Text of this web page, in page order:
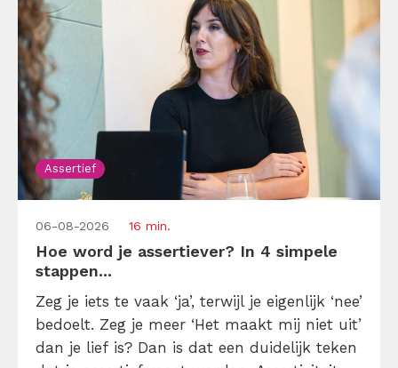
Assertief
06-08-2026 16 min.
Hoe word je assertiever? In 4 simpele
stappen...
Zeg je iets te vaak ‘ja’, terwijl je eigenlijk ‘nee’
bedoelt. Zeg je meer ‘Het maakt mij niet uit’
dan je lief is? Dan is dat een duidelijk teken